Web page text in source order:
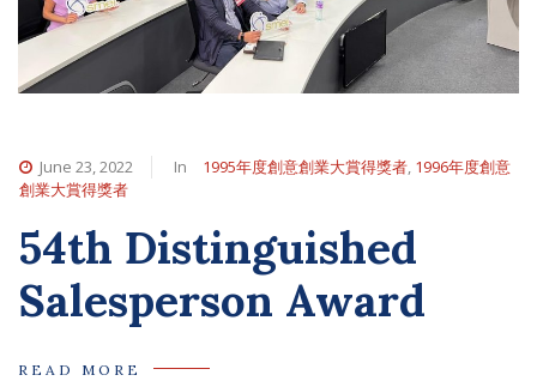
June 23, 2022 In 1995年度創意創業大賞得獎者, 1996年度創意
創業大賞得獎者
54th Distinguished
Salesperson Award
READ MORE